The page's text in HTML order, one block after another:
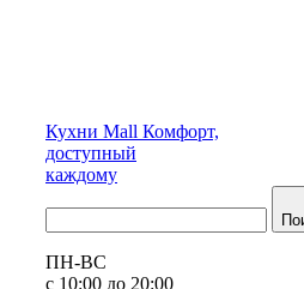
Кухни Mall Комфорт,
доступный
каждому
ПН-ВС
с 10:00 до 20:00